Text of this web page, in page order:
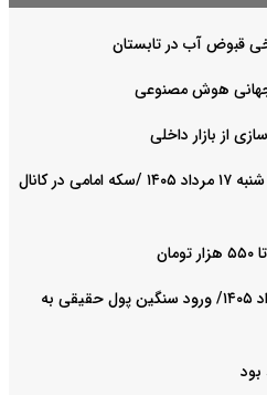
قبوض آب در تابستان
جهانی هوش مصنوعی
از بازار داخلی
پیش ‌بینی قیمت دلار، طلا و سکه شنبه ۱۷ مرداد ۱۴۰۵ /سکه امامی در کانال
پیش‌بینی بورس فردا شنبه ۱۷ مرداد ۱۴۰۵/ ورود سنگین پول حقیقی به